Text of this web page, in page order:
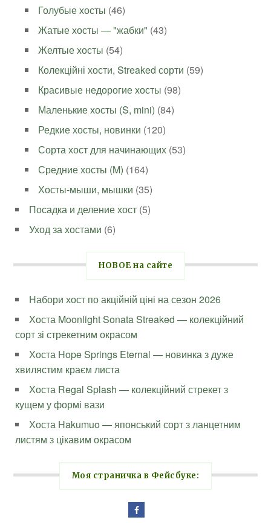
Голубые хосты (46)
Жатые хосты — "жабки" (43)
Желтые хосты (54)
Колекційні хости, Streaked сорти (59)
Красивые недорогие хосты (98)
Маленькие хосты (S, mini) (84)
Редкие хосты, новинки (120)
Сорта хост для начинающих (53)
Средние хосты (M) (164)
Хосты-мыши, мышки (35)
Посадка и деление хост (5)
Уход за хостами (6)
НОВОЕ на сайте
Набори хост по акційній ціні на сезон 2026
Хоста Moonlight Sonata Streaked — колекційний
сорт зі стрекетним окрасом
Хоста Hope Springs Eternal — новинка з дуже
хвилястим краєм листа
Хоста Regal Splash — колекційний стрекет з
кущем у формі вази
Хоста Hakumuo — японський сорт з ланцетним
листям з цікавим окрасом
Моя страничка в Фейсбуке: